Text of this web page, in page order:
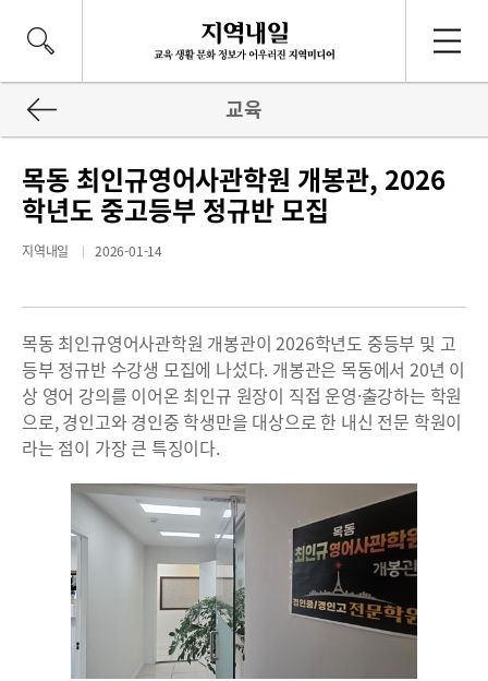
교육
목동 최인규영어사관학원 개봉관, 2026
학년도 중고등부 정규반 모집
지역내일 2026-01-14
목동 최인규영어사관학원 개봉관이 2026학년도 중등부 및 고
등부 정규반 수강생 모집에 나섰다. 개봉관은 목동에서 20년 이
상 영어 강의를 이어온 최인규 원장이 직접 운영·출강하는 학원
으로, 경인고와 경인중 학생만을 대상으로 한 내신 전문 학원이
라는 점이 가장 큰 특징이다.